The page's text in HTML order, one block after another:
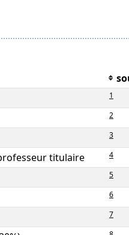
1
2
3
titulaire 4
5
6
7